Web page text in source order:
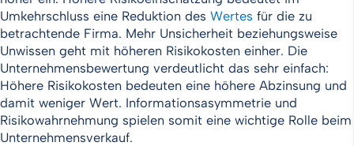
Umkehrschluss eine Reduktion des Wertes für die zu
betrachtende Firma. Mehr Unsicherheit beziehungsweise
Unwissen geht mit höheren Risikokosten einher. Die
Unternehmensbewertung verdeutlicht das sehr einfach:
Höhere Risikokosten bedeuten eine höhere Abzinsung und
damit weniger Wert. Informationsasymmetrie und
Risikowahrnehmung spielen somit eine wichtige Rolle beim
Unternehmensverkauf.